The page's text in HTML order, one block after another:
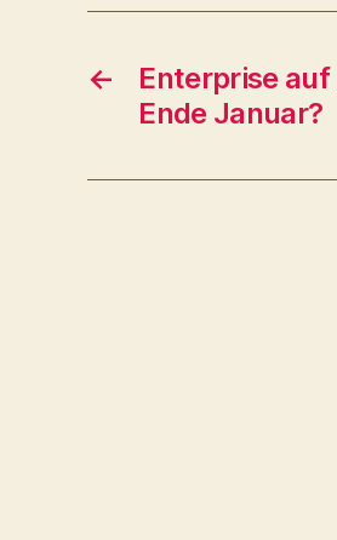
←
Enterprise
Ende Januar?